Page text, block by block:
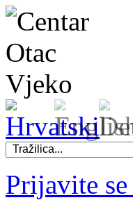
Prijavite